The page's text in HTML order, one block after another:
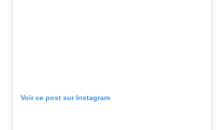
Voir ce post sur Instagram